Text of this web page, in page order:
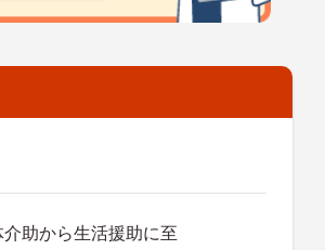
助から生活援助に至